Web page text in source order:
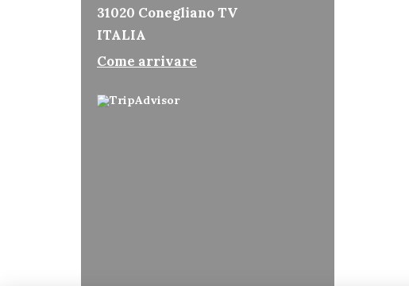
31020 Conegliano TV
ITALIA
Come arrivare